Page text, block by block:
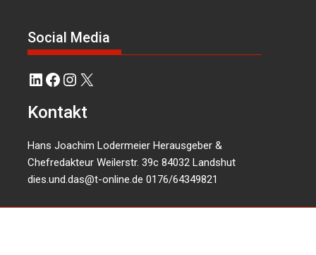
Social Media
LinkedIn
Facebook
Instagram
X
Kontakt
Hans Joachim Lodermeier Herausgeber &
Chefredakteur Weilerstr. 39c 84032 Landshut
dies.und.das@t-online.de 0176/64349821